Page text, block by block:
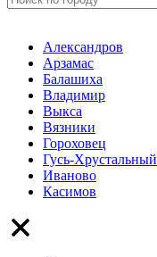
Александров
Арзамас
Балашиха
Владимир
Выкса
Вязники
Гороховец
Гусь-Хрустальный
Иваново
Касимов